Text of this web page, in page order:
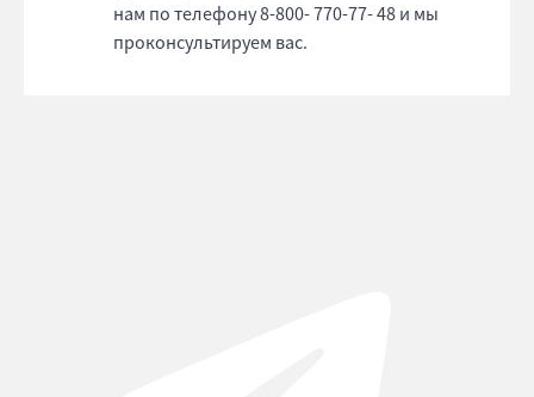
нам по телефону 8-800- 770-77- 48 и мы
проконсультируем вас.